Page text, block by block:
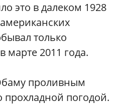
это в далеком 1928
только
2011 года.
проливным
погодой.